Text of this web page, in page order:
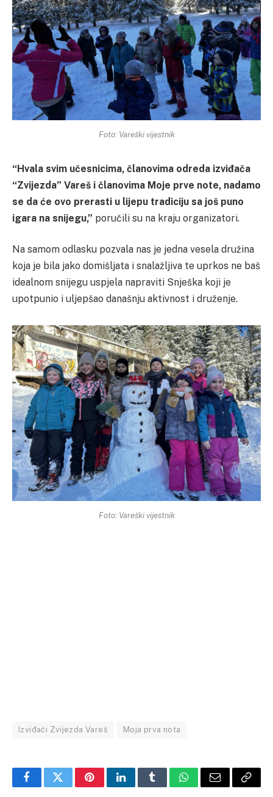
Foto: Vareški vijestnik
“Hvala svim učesnicima, članovima odreda izviđača
“Zvijezda” Vareš i članovima Moje prve note, nadamo
se da će ovo prerasti u lijepu tradiciju sa još puno
igara na snijegu,” poručili su na kraju organizatori.
Na samom odlasku pozvala nas je jedna vesela družina
koja je bila jako domišljata i snalažljiva te uprkos ne baš
idealnom snijegu uspjela napraviti Snješka koji je
upotpunio i uljepšao današnju aktivnost i druženje.
Foto: Vareški vijestnik
Izviđači Zvijezda Vareš Moja prva nota
FacebookTwitterPinterestLinkedInTumblrWhatsApp
Email Copy